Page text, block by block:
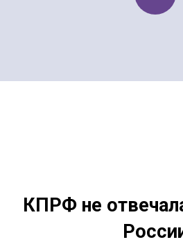
КПРФ не